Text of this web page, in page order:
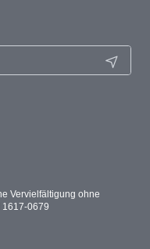
Vervielfältigung ohne
1617-0679